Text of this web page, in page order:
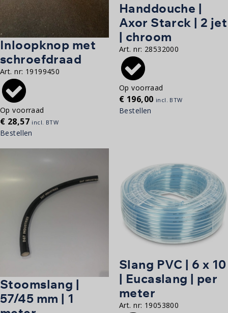
Inloopknop met
schroefdraad
Art. nr: 19199450
Op voorraad
€ 28,57 incl. BTW
Bestellen
Handdouche |
Axor Starck | 2 jet
| chroom
Art. nr: 28532000
Op voorraad
€ 196,00 incl. BTW
Bestellen
Stoomslang |
57/45 mm | 1
Slang PVC | 6 x 10
| Eucaslang | per
meter
Art. nr: 19053800